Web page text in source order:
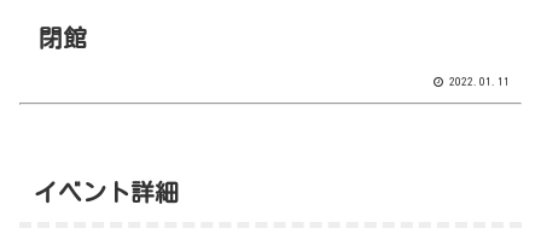
閉館
2022.01.11
イベント詳細